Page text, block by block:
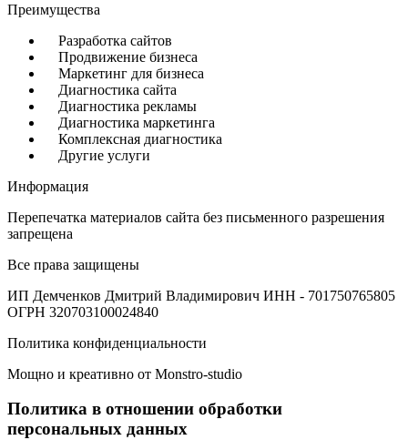
Преимущества
Разработка сайтов
Продвижение бизнеса
Маркетинг для бизнеса
Диагностика сайта
Диагностика рекламы
Диагностика маркетинга
Комплексная диагностика
Другие услуги
Информация
Перепечатка материалов сайта без письменного разрешения
запрещена
Все права защищены
ИП Демченков Дмитрий Владимирович ИНН - 701750765805
ОГРН 320703100024840
Политика конфиденциальности
Мощно и креативно от Monstro-studio
Политика в отношении обработки
персональных данных